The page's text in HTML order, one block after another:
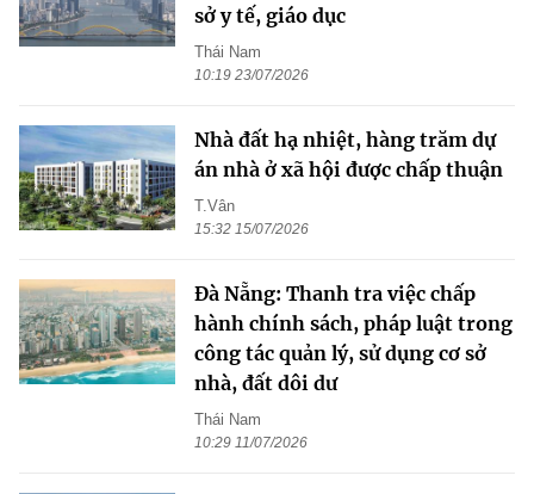
sở y tế, giáo dục
Thái Nam
10:19 23/07/2026
Nhà đất hạ nhiệt, hàng trăm dự
án nhà ở xã hội được chấp thuận
T.Vân
15:32 15/07/2026
Đà Nẵng: Thanh tra việc chấp
hành chính sách, pháp luật trong
công tác quản lý, sử dụng cơ sở
nhà, đất dôi dư
Thái Nam
10:29 11/07/2026